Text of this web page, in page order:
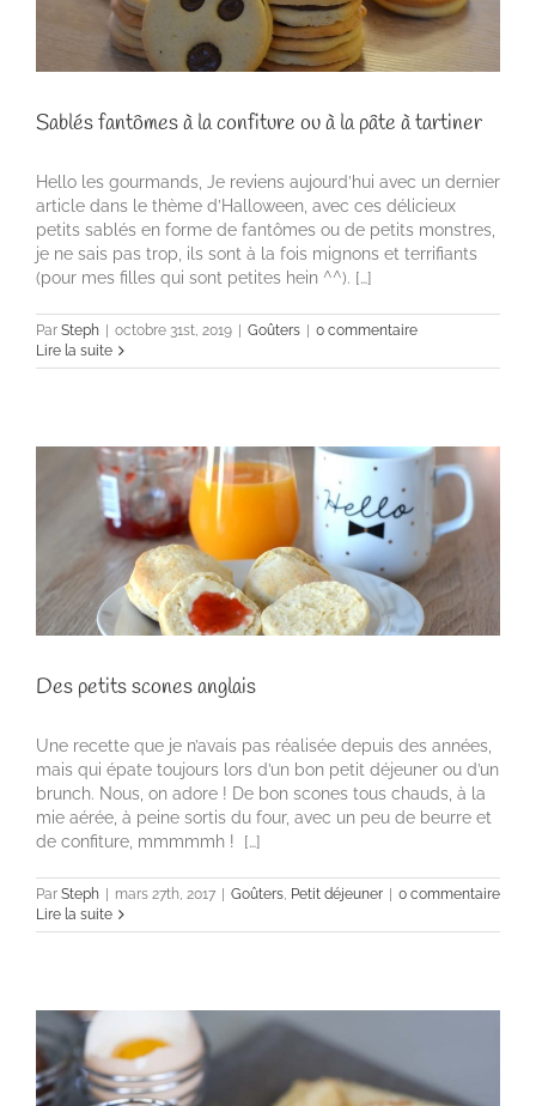
Sablés fantômes à la confiture ou à la pâte à tartiner
Hello les gourmands, Je reviens aujourd’hui avec un dernier
article dans le thème d’Halloween, avec ces délicieux
petits sablés en forme de fantômes ou de petits monstres,
je ne sais pas trop, ils sont à la fois mignons et terrifiants
(pour mes filles qui sont petites hein ^^). […]
Par Steph | octobre 31st, 2019 | Goûters | 0 commentaire
Lire la suite
Des petits scones anglais
Une recette que je n’avais pas réalisée depuis des années,
mais qui épate toujours lors d’un bon petit déjeuner ou d’un
brunch. Nous, on adore ! De bon scones tous chauds, à la
mie aérée, à peine sortis du four, avec un peu de beurre et
de confiture, mmmmmh ! […]
Par Steph | mars 27th, 2017 | Goûters Petit déjeuner | 0 commentaire
Lire la suite